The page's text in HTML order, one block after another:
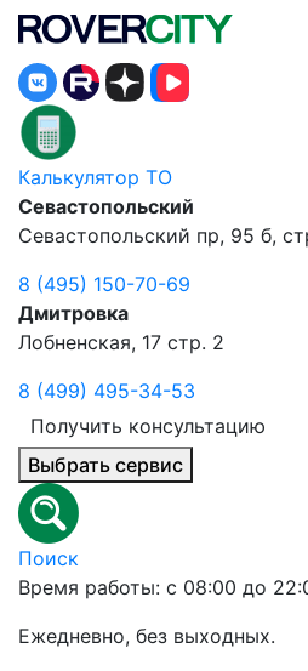
Калькулятор ТО
Севастопольский
Севастопольский пр, 95 б,
8 (495) 150-70-69
Дмитровка
Лобненская, 17 стр. 2
8 (499) 495-34-53
Получить консультацию
Выбрать сервис
Поиск
Время работы: с 08:00 до
Ежедневно, без выходных.